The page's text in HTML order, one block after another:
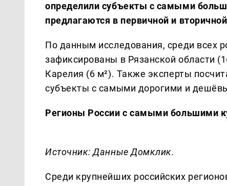
определили субъекты с самыми
предлагаются в первичной и
По данным исследования, среди всех
зафиксированы в Рязанской области
Карелия (6 м²). Также эксперты
субъекты с самыми дорогими и
Регионы России с самыми большими
Источник: Данные Домклик.
Среди крупнейших российских